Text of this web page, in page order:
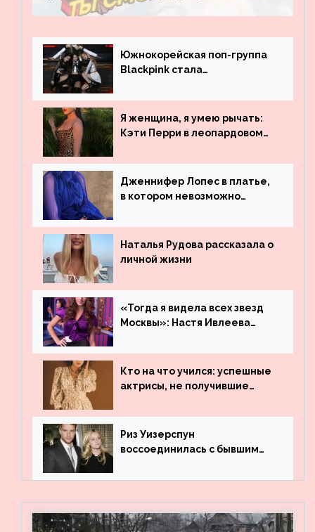
Южнокорейская поп-группа
Blackpink стала
просмотрам на YouTube. Они
обогнали даже Джастина
Бибера
Я женщина, я умею рычать:
Кэти Перри в леопардовом
Дженнифер Лопес в платье,
в котором невозможно
Наталья Рудова рассказала о
личной жизни
«Тогда я видела всех звезд
Москвы»: Настя Ивлеева
популярности и выложила
архивные фото
Кто на что учился: успешные
актрисы, не получившие
Риз Уизерспун
воссоединилась с бывшим